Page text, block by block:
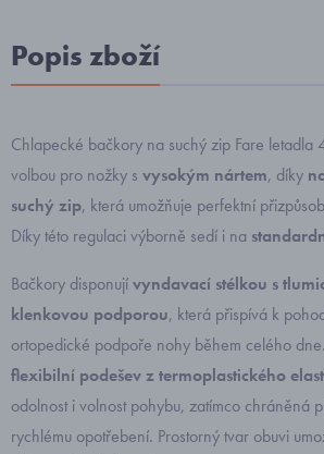
Popis zboží
Chlapecké bačkory na suchý zip Fare letadla
volbou pro nožky s vysokým nártem, díky
suchý zip, která umožňuje perfektní
Díky této regulaci výborně sedí i na
Bačkory disponujívyndavací stélkou s
klenkovou podporou, která přispívá k
ortopedické podpoře nohy během celého dne.
flexibilní podešev z termoplastického
odolnost i volnost pohybu, zatímco chráněná
rychlému opotřebení. Prostorný tvar obuvi